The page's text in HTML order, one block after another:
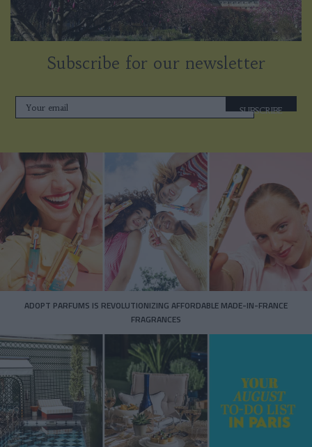
Subscribe for our newsletter
SUBSCRIBE
ADOPT PARFUMS IS REVOLUTIONIZING AFFORDABLE MADE-IN-FRANCE
FRAGRANCES